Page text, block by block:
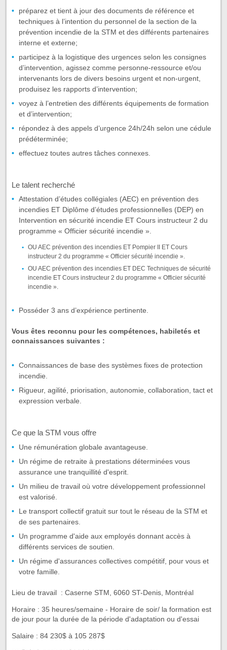
préparez et tient à jour des documents de référence et
techniques à l’intention du personnel de la section de la
prévention incendie de la STM et des différents partenaires
interne et externe;
participez à la logistique des urgences selon les consignes
d’intervention, agissez comme personne-ressource et/ou
intervenants lors de divers besoins urgent et non-urgent,
produisez les rapports d’intervention;
voyez à l’entretien des différents équipements de formation
et d’intervention;
répondez à des appels d’urgence 24h/24h selon une cédule
prédéterminée;
effectuez toutes autres tâches connexes.
Le talent recherché
Attestation d’études collégiales (AEC) en prévention des
incendies ET Diplôme d’études professionnelles (DEP) en
Intervention en sécurité incendie ET Cours instructeur 2 du
programme « Officier sécurité incendie ».
OU AEC prévention des incendies ET Pompier II ET Cours
instructeur 2 du programme « Officier sécurité incendie ».
OU AEC prévention des incendies ET DEC Techniques de sécurité
incendie ET Cours instructeur 2 du programme « Officier sécurité
incendie ».
Posséder 3 ans d’expérience pertinente.
Vous êtes reconnu pour les compétences, habiletés et
connaissances suivantes :
Connaissances de base des systèmes fixes de protection
incendie.
Rigueur, agilité, priorisation, autonomie, collaboration, tact et
expression verbale.
Ce que la STM vous offre
Une rémunération globale avantageuse.
Un régime de retraite à prestations déterminées vous
assurance une tranquillité d'esprit.
Un milieu de travail où votre développement professionnel
est valorisé.
Le transport collectif gratuit sur tout le réseau de la STM et
de ses partenaires.
Un programme d'aide aux employés donnant accès à
différents services de soutien.
Un régime d'assurances collectives compétitif, pour vous et
votre famille.
Lieu de travail : Caserne STM, 6060 ST-Denis, Montréal
Horaire : 35 heures/semaine - Horaire de soir/ la formation est
de jour pour la durée de la période d'adaptation ou d'essai
Salaire : 84 230$ à 105 287$